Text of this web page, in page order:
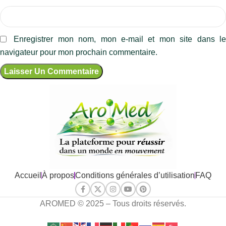
Enregistrer mon nom, mon e-mail et mon site dans le
navigateur pour mon prochain commentaire.
Accueil À proposConditions générales d’utilisation FAQ
AROMED © 2025 – Tous droits réservés.